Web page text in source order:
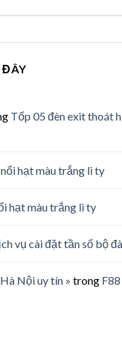
ĐÂY
Tốp 05 đèn exit thoát
hạt màu trắng li ty
hạt màu trắng li ty
vụ cài đặt tần số bộ
Nội uy tín » trong